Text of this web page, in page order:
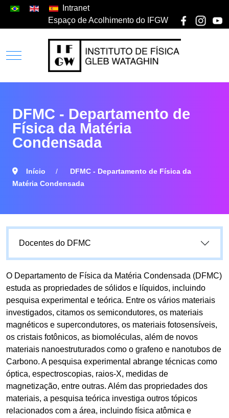
Intranet
Espaço de Acolhimento do IFGW
DFMC - Departamento de
Física da Matéria
Condensada
Início
DFMC - Departamento de Física da
Matéria Condensada
Docentes do DFMC
O Departamento de Física da Matéria Condensada (DFMC)
estuda as propriedades de sólidos e líquidos, incluindo
pesquisa experimental e teórica. Entre os vários materiais
investigados, citamos os semicondutores, os materiais
magnéticos e supercondutores, os materiais fotosensíveis,
os cristais fotônicos, as biomoléculas, além de novos
materiais nanoestruturados como o grafeno e nanotubos de
Carbono. A pesquisa experimental abrange técnicas como
óptica, espectroscopias, raios-X, medidas de
magnetização, entre outras. Além das propriedades dos
materiais, a pesquisa teórica investiga outros tópicos
relacionados com a área, incluindo física atômica e